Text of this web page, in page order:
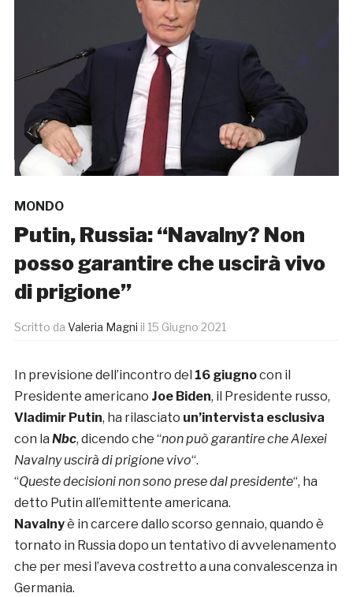
MONDO
Putin, Russia: “Navalny? Non
posso garantire che uscirà vivo
di prigione”
Scritto da Valeria Magni il 15 Giugno 2021
In previsione dell’incontro del 16 giugnocon il
Presidente americano Joe Biden, il Presidente russo,
Vladimir Putin, ha rilasciato un’intervista esclusiva
con la Nbc, dicendo che “non può garantire che Alexei
Navalny uscirà di prigione vivo“.
“Queste decisioni non sono prese dal presidente“, ha
detto Putin all’emittente americana.
Navalnyè in carcere dallo scorso gennaio, quando è
tornato in Russia dopo un tentativo di avvelenamento
che per mesi l’aveva costretto a una convalescenza in
Germania.